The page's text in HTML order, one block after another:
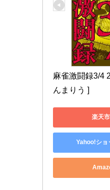
麻雀激闘録3/4
んまりう ]
楽天
Yahoo!ショ